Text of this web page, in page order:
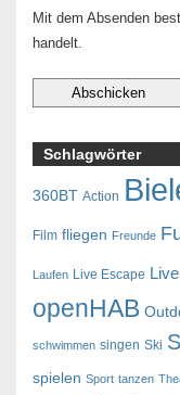
Mit dem Absenden
handelt.
Schlagwörter
360BT Action
Film fliegen Freunde
Laufen Live Escape
openHAB
schwimmen singen Ski
spielen Sport tanzen